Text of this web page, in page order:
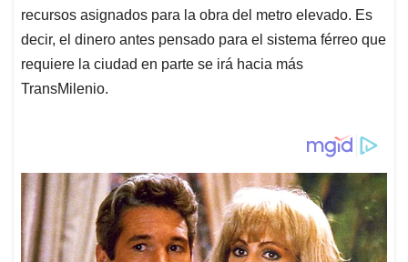
recursos asignados para la obra del metro elevado. Es
decir, el dinero antes pensado para el sistema férreo que
requiere la ciudad en parte se irá hacia más
TransMilenio.